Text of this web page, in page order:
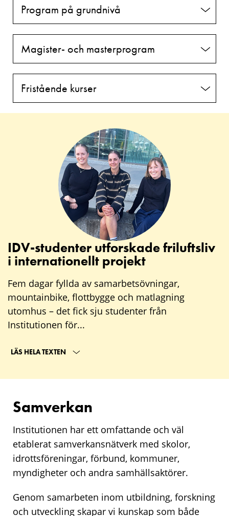
Program på grundnivå
Magister- och masterprogram
Fristående kurser
IDV-studenter utforskade friluftsliv
i internationellt projekt
Fem dagar fyllda av samarbetsövningar,
mountainbike, flottbygge och matlagning
utomhus – det fick sju studenter från
Institutionen för...
LÄS HELA TEXTEN
Samverkan
Institutionen har ett omfattande och väl
etablerat samverkansnätverk med skolor,
idrottsföreningar, förbund, kommuner,
myndigheter och andra samhällsaktörer.
Genom samarbeten inom utbildning, forskning
och utveckling skapar vi kunskap som både